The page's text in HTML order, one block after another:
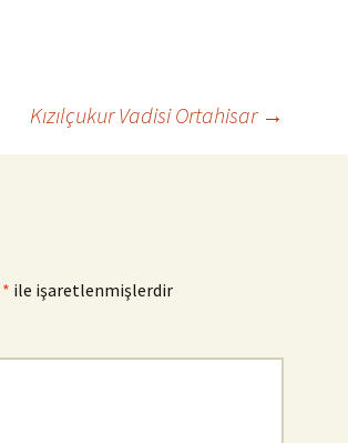
Kızılçukur Vadisi Ortahisar →
* ile işaretlenmişlerdir